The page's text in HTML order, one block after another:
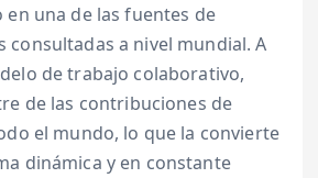
una de las fuentes de
consultadas a nivel mundial. A
de trabajo colaborativo,
de las contribuciones de
el mundo, lo que la convierte
dinámica y en constante